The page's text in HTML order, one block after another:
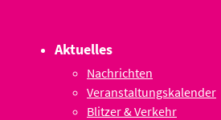
Aktuelles
Nachrichten
Veranstaltungskalender
Blitzer & Verkehr